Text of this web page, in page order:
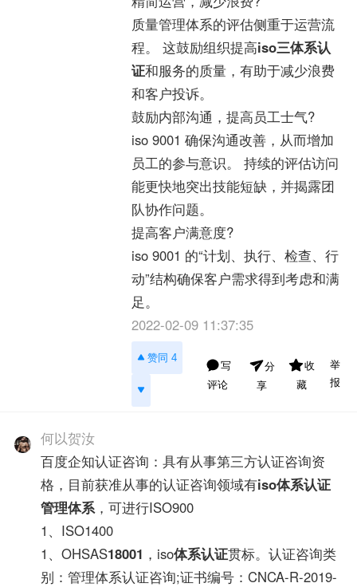
质量管理体系的评估侧重于运营流
程。 这鼓励组织提高iso三体系认
证和服务的质量，有助于减少浪费
和客户投诉。
鼓励内部沟通，提高员工士气?
iso 9001 确保沟通改善，从而增加
员工的参与意识。 持续的评估访问
能更快地突出技能短缺，并揭露团
队协作问题。
提高客户满意度?
iso 9001 的“计划、执行、检查、行
动”结构确保客户需求得到考虑和满
足。
2022-02-09 11:37:35
赞同 4
写
评论
分
享
收
藏
举
报
何以贺汝
百度企知认证咨询：具有从事第三方认证咨询资
格，目前获准从事的认证咨询领域有iso体系认证
管理体系 ，可进行ISO900
1、ISO1400
1、OHSAS18001 ，iso体系认证贯标。认证咨询类
别：管理体系认证咨询;证书编号：CNCA-R-2019-